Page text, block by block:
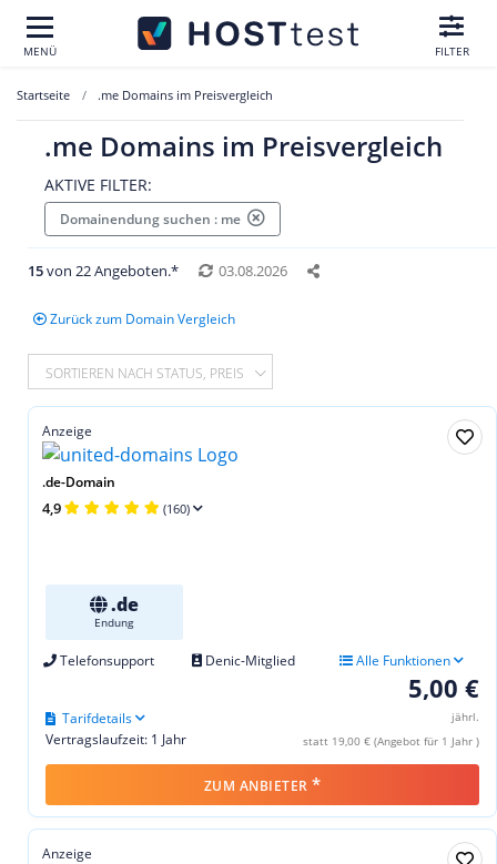
MENÜ FILTER
Startseite .me Domains im Preisvergleich
.me Domains im Preisvergleich
AKTIVE FILTER:
Domainendung suchen : me
15von 22 Angeboten.* 03.08.2026
Zurück zum Domain Vergleich
SORTIEREN NACH STATUS, PREIS
Anzeige
.de-Domain
4,9 (160)
.de
Endung
Telefonsupport Denic-Mitglied Alle Funktionen
5,00 €
jährl.
statt 19,00 € (Angebot für 1 Jahr )
Vertragslaufzeit: 1 Jahr
Tarifdetails
ZUM ANBIETER *
Anzeige